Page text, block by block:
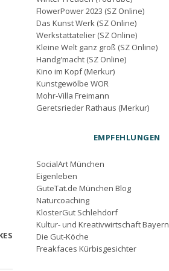
FlowerPower 2023 (SZ Online)
Das Kunst Werk (SZ Online)
Werkstattatelier (SZ Online)
Kleine Welt ganz groß (SZ Online)
Handg'macht (SZ Online)
Kino im Kopf (Merkur)
Kunstgewölbe WOR
Mohr-Villa Freimann
Geretsrieder Rathaus (Merkur)
EMPFEHLUNGEN
SocialArt München
Eigenleben
GuteTat.de München Blog
Naturcoaching
KlosterGut Schlehdorf
Kultur- und Kreativwirtschaft Bayern
Die Gut-Köche
Freakfaces Kürbisgesichter